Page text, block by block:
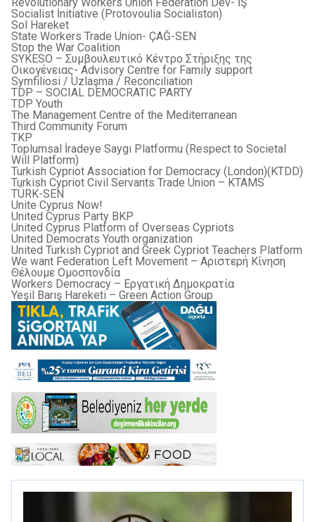
Socialist İnitiative (Protovoulia Socialiston)
Sol Hareket
State Workers Trade Union- ÇAĞ-SEN
Stop the War Coalition
SYKESO – Συμβουλευτικό Κέντρο Στήριξης της
Οικογένειας- Advisory Centre for Family support
Symfiliosi / Uzlaşma / Reconciliation
TDP – SOCIAL DEMOCRATIC PARTY
TDP Youth
The Management Centre of the Mediterranean
Third Community Forum
TKP
Toplumsal İradeye Saygı Platformu (Respect to Societal
Will Platform)
Turkish Cypriot Association for Democracy (London)(KTDD)
Turkish Cypriot Civil Servants Trade Union – KTAMS
TÜRK-SEN
Unite Cyprus Now!
United Cyprus Party BKP
United Cyprus Platform of Overseas Cypriots
United Democrats Youth organization
United Turkish Cypriot and Greek Cypriot Teachers Platform
We want Federation Left Movement – Αριστερή Κίνηση
Θέλουμε Ομοσπονδία
Workers Democracy – Εργατική Δημοκρατία
Yeşil Barış Hareketi – Green Action Group